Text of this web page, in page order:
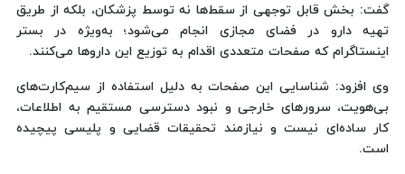
گفت: بخش قابل توجهی از سقط‌ها نه توسط پزشکان، بلکه از طریق
تهیه دارو در فضای مجازی انجام می‌شود؛ به‌ویژه در بستر
اینستاگرام که صفحات متعددی اقدام به توزیع این داروها می‌کنند.
وی افزود: شناسایی این صفحات به دلیل استفاده از سیم‌کارت‌های
بی‌هویت، سرورهای خارجی و نبود دسترسی مستقیم به اطلاعات،
کار ساده‌ای نیست و نیازمند تحقیقات قضایی و پلیسی پیچیده
است.